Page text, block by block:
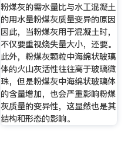
粉煤灰的需水量比与水工混凝土
的用水量粉煤灰质量变异的原因
因此，当粉煤灰用于混凝土时，
不仅要重视烧失量大小，还要。
此外，粉煤灰颗粒中海绵状玻璃
体的火山灰活性往往高于玻璃微
珠，但是粉煤灰中海绵状玻璃体
的含量增加，也会严重影响粉煤
灰质量的变异性，这显然也是其
结构和形态的影响。